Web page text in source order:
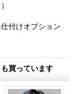
付けオプション
買っています